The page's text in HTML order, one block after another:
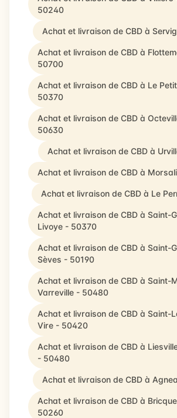
50240
Achat et livraison de CBD à
Achat et livraison de CBD à
50700
Achat et livraison de CBD à Le
50370
Achat et livraison de CBD à
50630
Achat et livraison de CBD à
Achat et livraison de CBD à
Achat et livraison de CBD à Le
Achat et livraison de CBD à Saint-
Livoye - 50370
Achat et livraison de CBD à Saint-
Sèves - 50190
Achat et livraison de CBD à Saint-
Varreville - 50480
Achat et livraison de CBD à Saint-
Vire - 50420
Achat et livraison de CBD à
- 50480
Achat et livraison de CBD à
Achat et livraison de CBD à
50260